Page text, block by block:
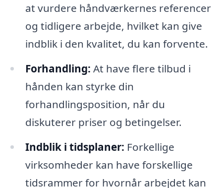
at vurdere håndværkernes referencer
og tidligere arbejde, hvilket kan give
indblik i den kvalitet, du kan forvente.
Forhandling: At have flere tilbud i
hånden kan styrke din
forhandlingsposition, når du
diskuterer priser og betingelser.
Indblik i tidsplaner: Forkellige
virksomheder kan have forskellige
tidsrammer for hvornår arbejdet kan